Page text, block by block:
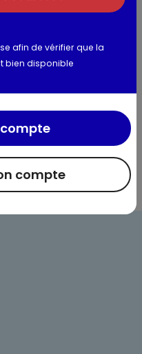
afin de vérifier que la
bien disponible
compte